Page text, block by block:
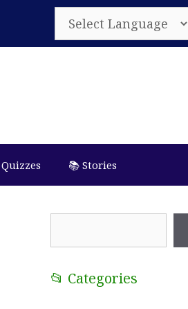
Quizzes 📚 Stories
📂 Categories